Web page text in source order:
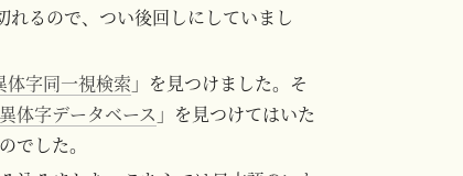
るので、つい後回しにしていまし
体字同一視検索 」を見つけました。そ
体字データベース 」を見つけてはいた
でした。